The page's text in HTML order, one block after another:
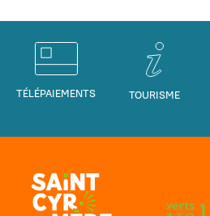
TÉLÉPAIEMENTS TOURISME